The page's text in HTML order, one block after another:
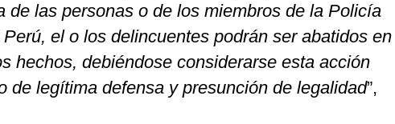
de las personas o de los miembros de la Policía
el o los delincuentes podrán ser abatidos en
hechos, debiéndose considerarse esta acción
de legítima defensa y presunción de legalidad”,